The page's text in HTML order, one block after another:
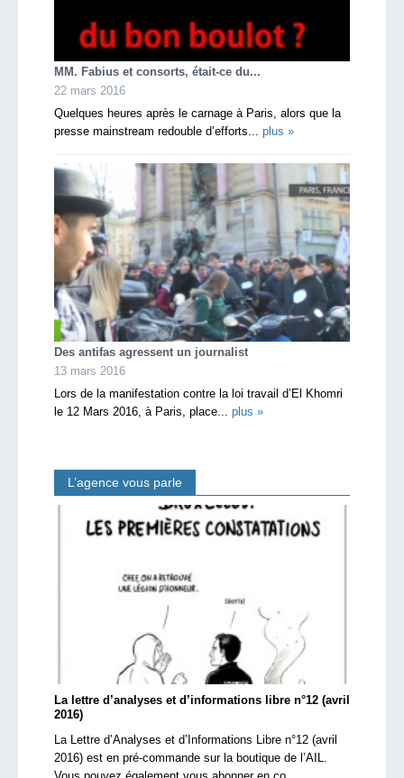
MM. Fabius et consorts, était-ce du...
22 mars 2016
Quelques heures après le carnage à Paris, alors que la
presse mainstream redouble d’efforts... plus »
Des antifas agressent un journalist
13 mars 2016
Lors de la manifestation contre la loi travail d’El Khomri
le 12 Mars 2016, à Paris, place... plus »
L’agence vous parle
La lettre d’analyses et d’informations libre n°12 (avril
2016)
La Lettre d’Analyses et d’Informations Libre n°12 (avril
2016) est en pré-commande sur la boutique de l’AIL.